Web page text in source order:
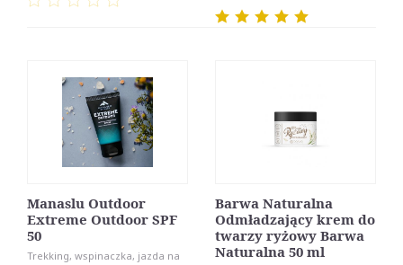
Manaslu Outdoor
Extreme Outdoor SPF
50
Trekking, wspinaczka, jazda na
Barwa Naturalna
Odmładzający krem do
twarzy ryżowy Barwa
Naturalna 50 ml